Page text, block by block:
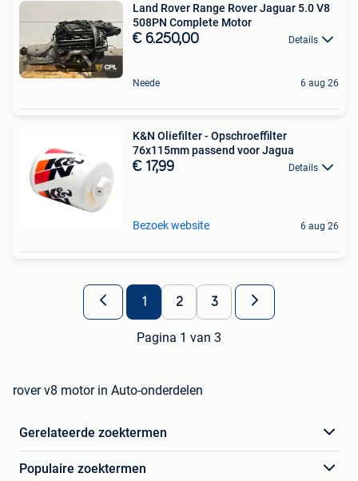
Land Rover Range Rover Jaguar 5.0 V8
508PN Complete Motor
€ 6.250,00 Details
Neede 6 aug 26
K&N Oliefilter - Opschroeffilter
76x115mm passend voor Jagua
€ 17,99 Details
Bezoek website 6 aug 26
1 2 3
Pagina 1 van 3
rover v8 motor in Auto-onderdelen
Gerelateerde zoektermen
Populaire zoektermen